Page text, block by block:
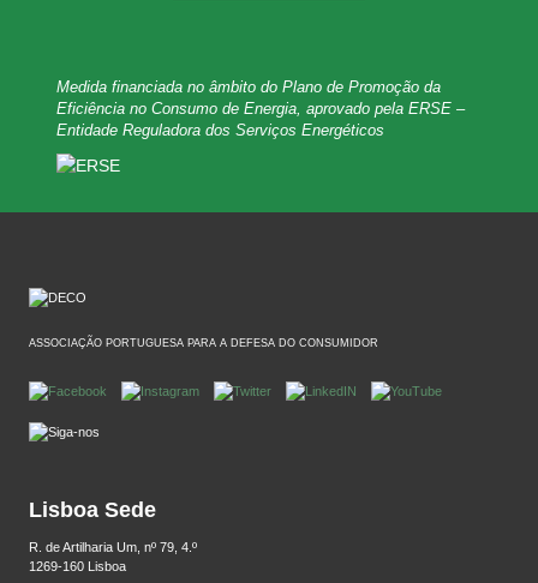
Medida financiada no âmbito do Plano de Promoção da
Eficiência no Consumo de Energia, aprovado pela ERSE –
Entidade Reguladora dos Serviços Energéticos
ASSOCIAÇÃO PORTUGUESA PARA A DEFESA DO CONSUMIDOR
Lisboa Sede
R. de Artilharia Um, nº 79, 4.º
1269-160 Lisboa